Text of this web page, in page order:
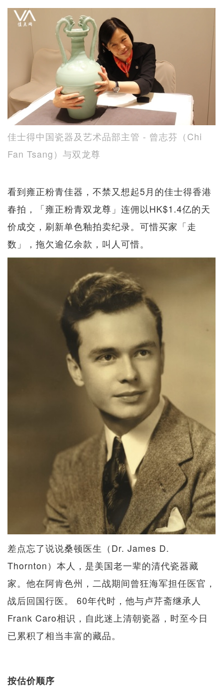
佳士得中国瓷器及艺术品部主管 - 曾志芬（Chi
Fan Tsang）与双龙尊
看到雍正粉青佳器，不禁又想起5月的佳士得香港
春拍，「雍正粉青双龙尊」连佣以HK$1.4亿的天
价成交，刷新单色釉拍卖纪录。可惜买家「走
数」，拖欠逾亿余款，叫人可惜。
差点忘了说说桑顿医生（Dr. James D.
Thornton）本人，是美国老一辈的清代瓷器藏
家。他在阿肯色州，二战期间曾狂海军担任医官，
战后回国行医。 60年代时，他与卢芹斋继承人
Frank Caro相识，自此迷上清朝瓷器，时至今日
已累积了相当丰富的藏品。
按估价顺序